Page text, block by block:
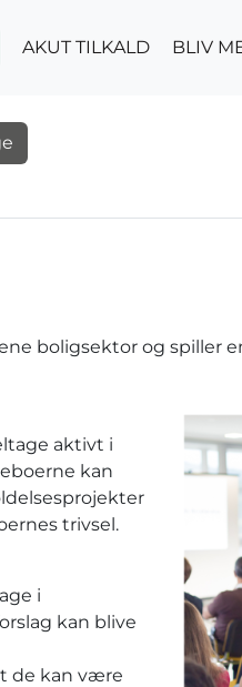
AKUT TILKALD BLIV
boligsektor og spiller
aktivt i
kan
trivsel.
i
kan blive
de kan være